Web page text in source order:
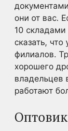
они от вас.
10
сказать,
филиалов.
хорошего
владельцев
работают